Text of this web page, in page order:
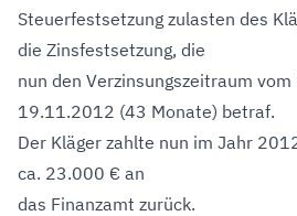
Steuerfestsetzung zulasten des
die Zinsfestsetzung, die
nun den Verzinsungszeitraum
19.11.2012 (43 Monate) betraf.
Der Kläger zahlte nun im Jahr
ca. 23.000 € an
das Finanzamt zurück.